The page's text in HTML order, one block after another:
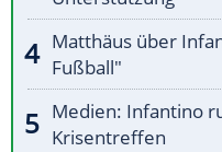
Matthäus über
Fußball"
Medien: Infantino
Krisentreffen